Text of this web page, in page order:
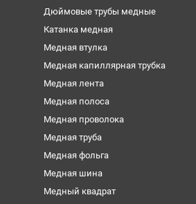
Дюймовые трубы медные
Катанка медная
Медная втулка
Медная капиллярная трубка
Медная лента
Медная полоса
Медная проволока
Медная труба
Медная фольга
Медная шина
Медный квадрат